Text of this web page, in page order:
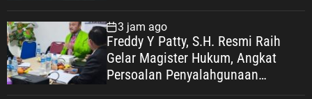
3 jam ago
Freddy Y Patty, S.H. Resmi Raih
Gelar Magister Hukum, Angkat
Persoalan Penyalahgunaan